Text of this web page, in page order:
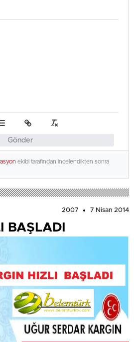
Gönder
ekibi tarafından incelendikten sonra
2007 7 Nisan 2014
BAŞLADI